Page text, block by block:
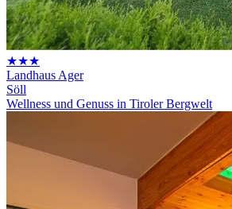
★★★
Landhaus Ager
Söll
Wellness und Genuss in Tiroler Bergwelt